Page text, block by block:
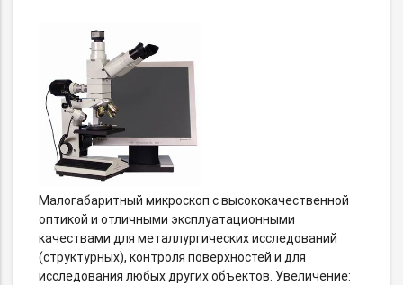
Малогабаритный микроскоп с высококачественной
оптикой и отличными эксплуатационными
качествами для металлургических исследований
(структурных), контроля поверхностей и для
исследования любых других объектов. Увеличение: